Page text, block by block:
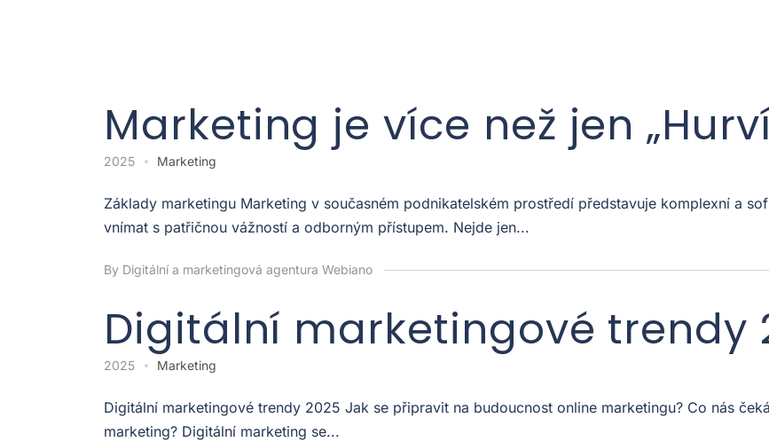
Marketing je více než jen
2025 Marketing
Základy marketingu Marketing v současném podnikatelském prostředí představuje komplexní a
vnímat s patřičnou vážností a odborným přístupem. Nejde jen...
By Digitální a marketingová agentura Webiano
Digitální marketingové trendy
2025 Marketing
Digitální marketingové trendy 2025 Jak se připravit na budoucnost online marketingu? Co nás
marketing? Digitální marketing se...